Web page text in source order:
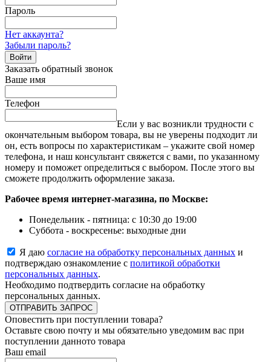
Пароль
Нет аккаунта?
Забыли пароль?
Войти
Заказать обратный звонок
Ваше имя
Телефон
Если у вас возникли трудности с
окончательным выбором товара, вы не уверены подходит ли
он, есть вопросы по характеристикам – укажите свой номер
телефона, и наш консультант свяжется с вами, по указанному
номеру и поможет определиться с выбором. После этого вы
сможете продолжить оформление заказа.
Рабочее время интернет-магазина, по Москве:
Понедельник - пятница: с 10:30 до 19:00
Суббота - воскресенье: выходные дни
Я даю согласие на обработку персональных данных и
подтверждаю ознакомление с политикой обработки
персональных данных.
Необходимо подтвердить согласие на обработку
персональных данных.
ОТПРАВИТЬ ЗАПРОС
Оповестить при поступлении товара?
Оставьте свою почту и мы обязательно уведомим вас при
поступлении данното товара
Ваш email